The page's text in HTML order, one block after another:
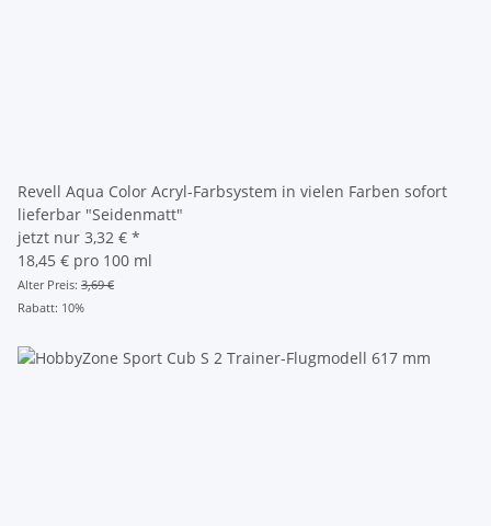
Revell Aqua Color Acryl-Farbsystem in vielen Farben sofort
lieferbar "Seidenmatt"
jetzt nur 3,32 € *
18,45 € pro 100 ml
Alter Preis: 3,69 €
Rabatt: 10%